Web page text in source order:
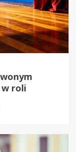
w roli